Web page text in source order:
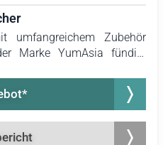
umfangreichem Zubehör
Marke YumAsia fündig.
eine Schöpfkelle,
Dampfkorb, einen
getestetes Produkt